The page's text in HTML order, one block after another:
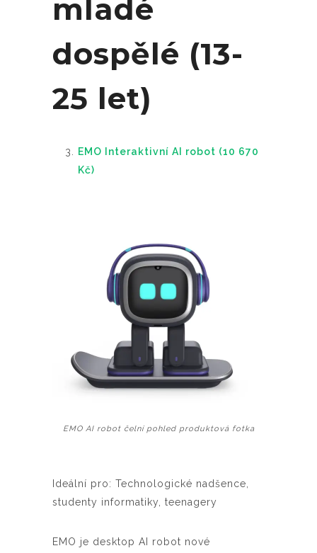
mladé
dospělé (13-
25 let)
EMO Interaktivní AI robot (10 670
Kč)
EMO AI robot čelní pohled produktová fotka
Ideální pro: Technologické nadšence,
studenty informatiky, teenagery
EMO je desktop AI robot nové